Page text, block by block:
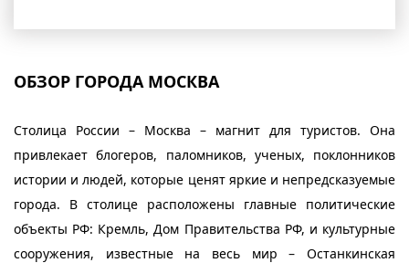
ОБЗОР ГОРОДА МОСКВА
Столица России – Москва – магнит для туристов. Она
привлекает блогеров, паломников, ученых, поклонников
истории и людей, которые ценят яркие и непредсказуемые
города. В столице расположены главные политические
объекты РФ: Кремль, Дом Правительства РФ, и культурные
сооружения, известные на весь мир – Останкинская